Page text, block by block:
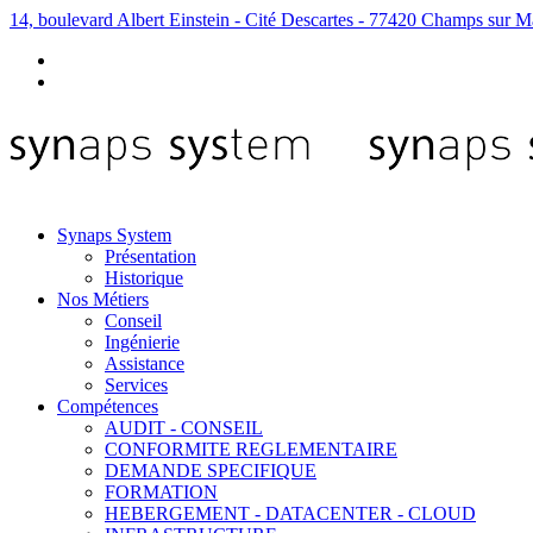
14, boulevard Albert Einstein - Cité Descartes - 77420 Champs sur
Synaps System
Présentation
Historique
Nos Métiers
Conseil
Ingénierie
Assistance
Services
Compétences
AUDIT - CONSEIL
CONFORMITE REGLEMENTAIRE
DEMANDE SPECIFIQUE
FORMATION
HEBERGEMENT - DATACENTER - CLOUD